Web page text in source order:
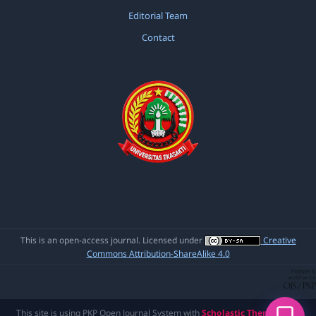
Editorial Team
Contact
This is an open-access journal. Licensed under
Creative
Commons Attribution-ShareAlike 4.0
This site is using PKP Open Journal System withScholastic Theme made